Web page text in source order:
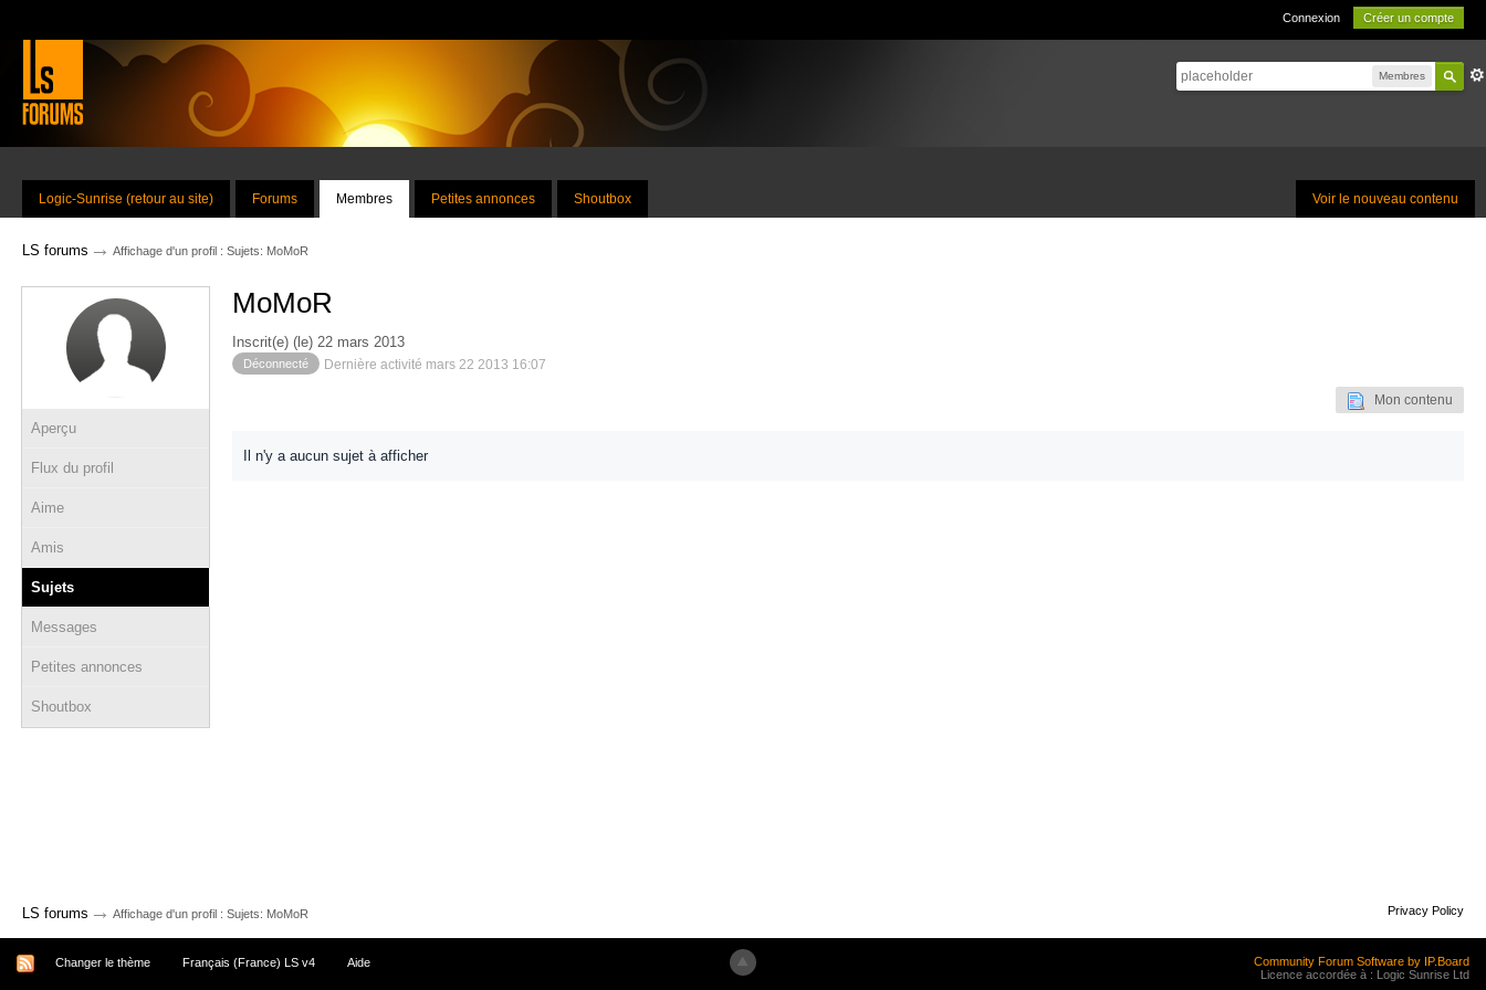
Connexion Créer un compte
Membres
Voir le nouveau contenu
Logic-Sunrise (retour au site) Forums Membres Petites annonces Shoutbox
LS forums → Affichage d'un profil : Sujets: MoMoR
Aperçu
Flux du profil
Aime
Amis
Sujets
Messages
Petites annonces
Shoutbox
MoMoR
Inscrit(e) (le) 22 mars 2013
Déconnecté Dernière activité mars 22 2013 16:07
Mon contenu
Il n'y a aucun sujet à afficher
LS forums → Affichage d'un profil : Sujets: MoMoR Privacy Policy
Changer le thème Français (France) LS v4 Aide
Community Forum Software by IP.Board
Licence accordée à : Logic Sunrise Ltd